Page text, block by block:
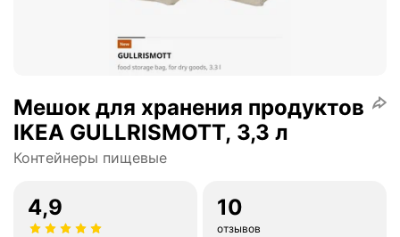
Мешок для хранения продуктов
IKEA GULLRISMOTT, 3,3 л
Контейнеры пищевые
4,9 10
отзывов